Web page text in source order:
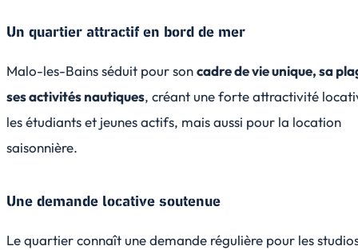
Un quartier attractif en bord de mer
Malo-les-Bains séduit pour soncadre de vie unique, sa
ses activités nautiques, créant une forte attractivité
les étudiants et jeunes actifs, mais aussi pour la location
saisonnière.
Une demande locative soutenue
Le quartier connaît une demande régulière pour les